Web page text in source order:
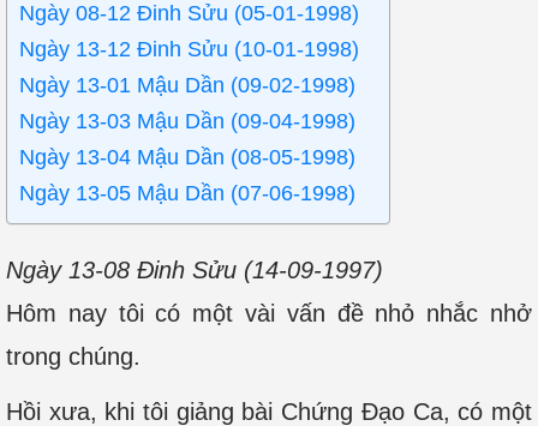
Ngày 08-12 Đinh Sửu (05-01-1998)
Ngày 13-12 Đinh Sửu (10-01-1998)
Ngày 13-01 Mậu Dần (09-02-1998)
Ngày 13-03 Mậu Dần (09-04-1998)
Ngày 13-04 Mậu Dần (08-05-1998)
Ngày 13-05 Mậu Dần (07-06-1998)
Ngày 13-08 Đinh Sửu (14-09-1997)
Hôm nay tôi có một vài vấn đề nhỏ nhắc nhở
trong chúng.
Hồi xưa, khi tôi giảng bài Chứng Đạo Ca, có một